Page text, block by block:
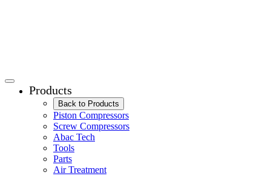
Products
Back to Products
Piston Compressors
Screw Compressors
Abac Tech
Tools
Parts
Air Treatment